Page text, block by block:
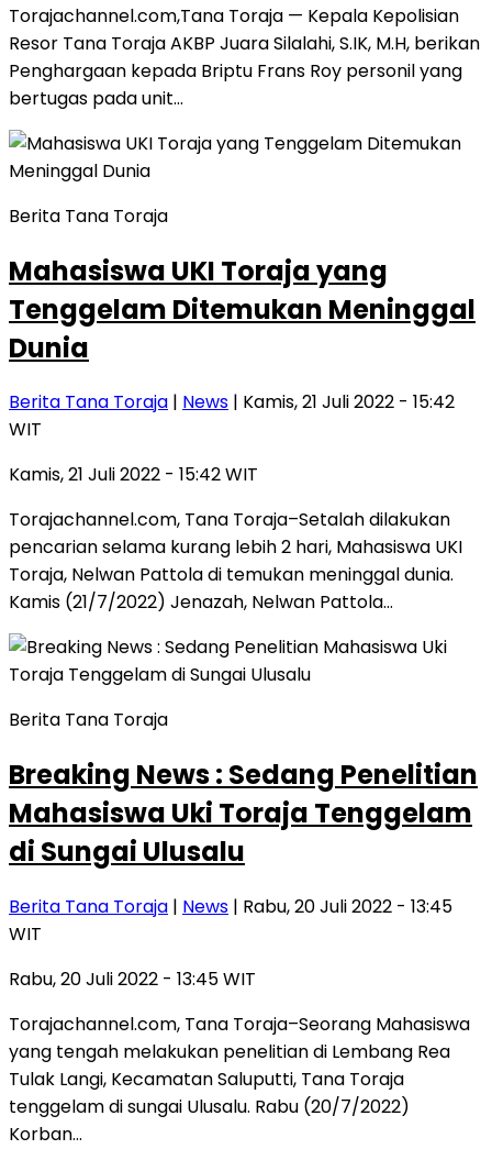
Torajachannel.com,Tana Toraja — Kepala Kepolisian
Resor Tana Toraja AKBP Juara Silalahi, S.IK, M.H, berikan
Penghargaan kepada Briptu Frans Roy personil yang
bertugas pada unit…
Berita Tana Toraja
Mahasiswa UKI Toraja yang
Tenggelam Ditemukan Meninggal
Dunia
Berita Tana Toraja | News | Kamis, 21 Juli 2022 - 15:42
WIT
Kamis, 21 Juli 2022 - 15:42 WIT
Torajachannel.com, Tana Toraja–Setalah dilakukan
pencarian selama kurang lebih 2 hari, Mahasiswa UKI
Toraja, Nelwan Pattola di temukan meninggal dunia.
Kamis (21/7/2022) Jenazah, Nelwan Pattola…
Berita Tana Toraja
Breaking News : Sedang Penelitian
Mahasiswa Uki Toraja Tenggelam
di Sungai Ulusalu
Berita Tana Toraja | News | Rabu, 20 Juli 2022 - 13:45
WIT
Rabu, 20 Juli 2022 - 13:45 WIT
Torajachannel.com, Tana Toraja–Seorang Mahasiswa
yang tengah melakukan penelitian di Lembang Rea
Tulak Langi, Kecamatan Saluputti, Tana Toraja
tenggelam di sungai Ulusalu. Rabu (20/7/2022)
Korban…